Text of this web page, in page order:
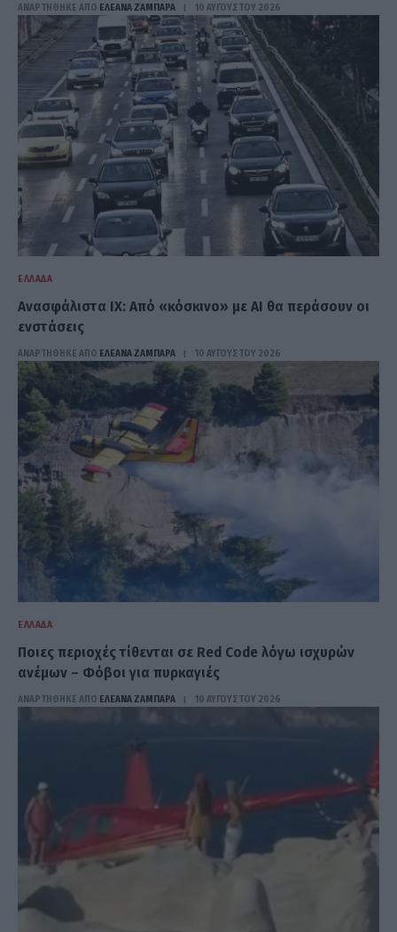
ΑΝΑΡΤΗΘΗΚΕ ΑΠΟ ΕΛΕΑΝΑ ΖΑΜΠΑΡΑ 10 ΑΥΓΟΎΣΤΟΥ 2026
ΕΛΛΆΔΑ
Ανασφάλιστα ΙΧ: Από «κόσκινο» με AI θα περάσουν οι
ενστάσεις
ΑΝΑΡΤΗΘΗΚΕ ΑΠΟ ΕΛΕΑΝΑ ΖΑΜΠΑΡΑ 10 ΑΥΓΟΎΣΤΟΥ 2026
ΕΛΛΆΔΑ
Ποιες περιοχές τίθενται σε Red Code λόγω ισχυρών
ανέμων – Φόβοι για πυρκαγιές
ΑΝΑΡΤΗΘΗΚΕ ΑΠΟ ΕΛΕΑΝΑ ΖΑΜΠΑΡΑ 10 ΑΥΓΟΎΣΤΟΥ 2026